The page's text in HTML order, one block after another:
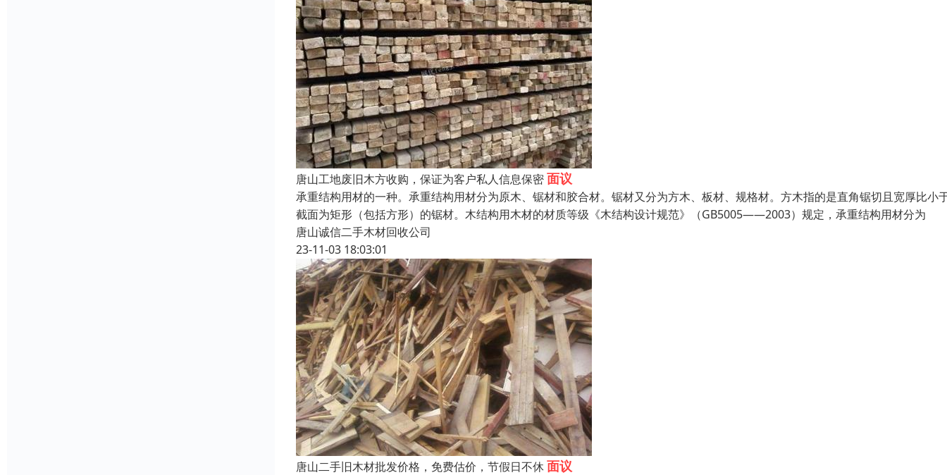
唐山工地废旧木方收购，保证为客户私人信息保密面议
承重结构用材的一种。承重结构用材分为原木、锯材和胶合材。锯材又分为方木、板材、规格材。方木指的是直角锯切且宽厚比小
截面为矩形（包括方形）的锯材。木结构用木材的材质等级《木结构设计规范》（GB5005——2003）规定，承重结构用材分为
唐山诚信二手木材回收公司
23-11-03 18:03:01
唐山二手旧木材批发价格，免费估价，节假日不休面议